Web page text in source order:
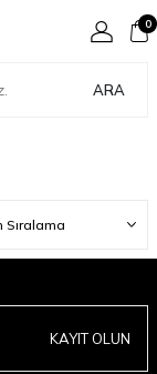
ARA
0
KAYIT OLUN